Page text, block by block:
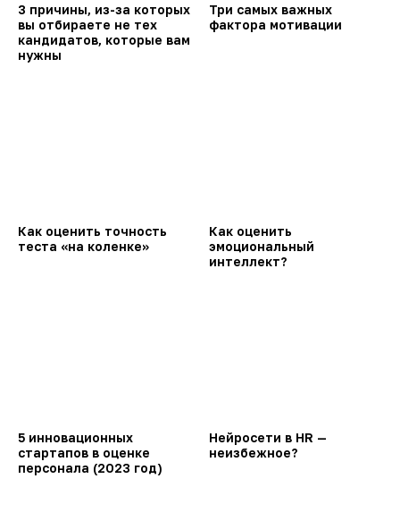
3 причины, из-за которых
вы отбираете не тех
кандидатов, которые вам
нужны
Три самых важных
фактора мотивации
Как оценить точность
теста «на коленке»
Как оценить
эмоциональный
интеллект?
5 инновационных
стартапов в оценке
персонала (2023 год)
Нейросети в HR —
неизбежное?